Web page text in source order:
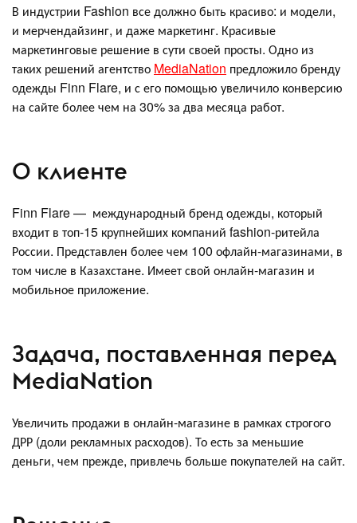
В индустрии Fashion все должно быть красиво: и модели,
и мерчендайзинг, и даже маркетинг. Красивые
маркетинговые решение в сути своей просты. Одно из
таких решений агентство MediaNation предложило бренду
одежды Finn Flare, и с его помощью увеличило конверсию
на сайте более чем на 30% за два месяца работ.
О клиенте
Finn Flare — международный бренд одежды, который
входит в топ-15 крупнейших компаний fashion-ритейла
России. Представлен более чем 100 офлайн-магазинами, в
том числе в Казахстане. Имеет свой онлайн-магазин и
мобильное приложение.
Задача, поставленная перед
MediaNation
Увеличить продажи в онлайн-магазине в рамках строгого
ДРР (доли рекламных расходов). То есть за меньшие
деньги, чем прежде, привлечь больше покупателей на сайт.